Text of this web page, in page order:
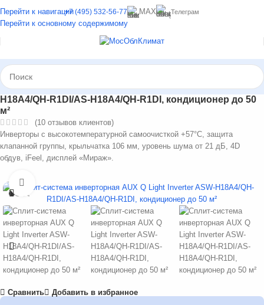
Перейти к навигации
Перейти к основному содержимому
+7 (495) 532-56-77 MAX Телеграм
Сплит-система инверторная AUX Q Light Inverter ASW-
H18A4/QH-R1DI/AS-H18A4/QH-R1DI, кондиционер до 50
м²
(10 отзывов клиентов)
Инверторы с высокотемпературной самоочисткой +57°С, защита
клапанной группы, крыльчатка 106 мм, уровень шума от 21 дБ, 4D
обдув, iFeel, дисплей «Мираж».
Нажмите, чтобы увеличить
Сравнить Добавить в избранное